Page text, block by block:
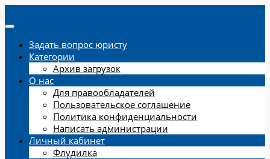
Задать вопрос юристу
Категории
Архив загрузок
О нас
Для правообладателей
Пользовательское соглашение
Политика конфиденциальности
Написать администрации
Личный кабинет
Флудилка